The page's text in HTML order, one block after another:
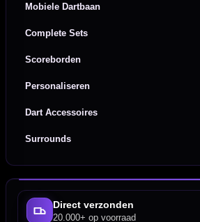
Mobiele Dartbaan
Complete Sets
Scoreborden
Personaliseren
Dart Accessoires
Surrounds
Direct verzonden
20.000+ op voorraad